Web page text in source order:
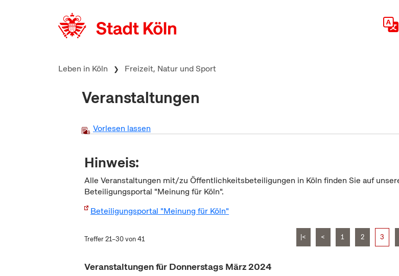
Leben in Köln Freizeit, Natur und Sport
Veranstaltungen
Vorlesen lassen
Hinweis:
Alle Veranstaltungen mit/zu Öffentlichkeitsbeteiligungen in Köln finden Sie auf
Beteiligungsportal "Meinung für Köln".
Beteiligungsportal "Meinung für Köln"
Treffer 21–30 von 41 |< < 1 2 3
Veranstaltungen für Donnerstags März 2024